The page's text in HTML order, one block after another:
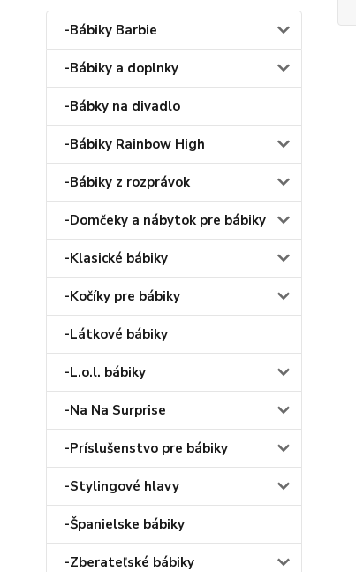
-Bábiky Barbie
-Bábiky a doplnky
-Bábky na divadlo
-Bábiky Rainbow High
-Bábiky z rozprávok
-Domčeky a nábytok pre bábiky
-Klasické bábiky
-Kočíky pre bábiky
-Látkové bábiky
-L.o.l. bábiky
-Na Na Surprise
-Príslušenstvo pre bábiky
-Stylingové hlavy
-Španielske bábiky
-Zberateľské bábiky